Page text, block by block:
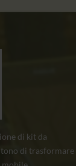
di kit da
di trasformare